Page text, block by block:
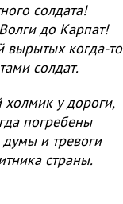
солдата!
до Карпат!
когда-то
солдат.
холмик у дороги,
погребены
и тревоги
страны.